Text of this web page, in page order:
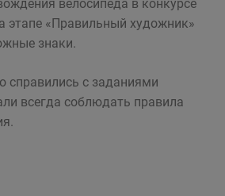
велосипеда в конкурсе
этапе «Правильный художник»
знаки.
справились с заданиями
всегда соблюдать правила